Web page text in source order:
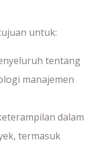
untuk:
tentang
manajemen
dalam
termasuk